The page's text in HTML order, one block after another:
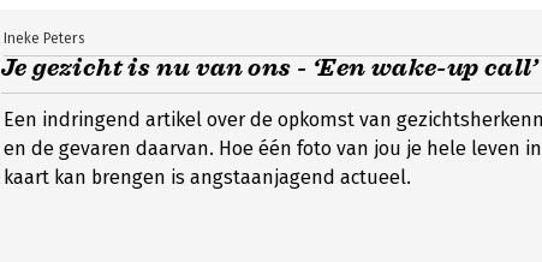
Je gezicht is nu van ons - ‘Een wake-up call’
Ineke Peters
Een indringend artikel over de opkomst van
en de gevaren daarvan. Hoe één foto van jou je hele leven in
kaart kan brengen is angstaanjagend actueel.